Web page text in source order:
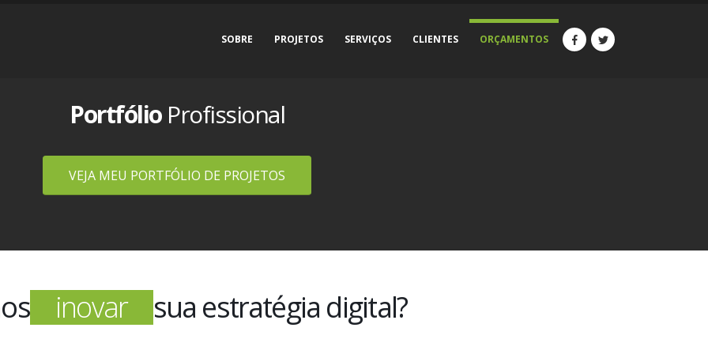
SOBRE PROJETOS SERVIÇOS CLIENTES ORÇAMENTOS
PortfólioProfissional
VEJA MEU PORTFÓLIO DE PROJETOS
inovar
sua estratégia digital?